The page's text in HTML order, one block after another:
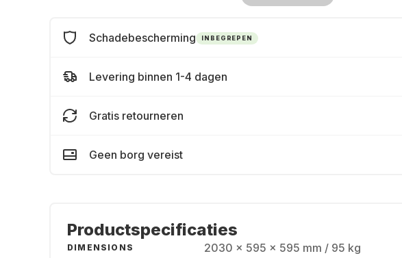
Schadebescherming INBEGREPEN
Levering binnen 1-4 dagen
Gratis retourneren
Geen borg vereist
Productspecificaties
DIMENSIONS 2030 x 595 x 595 mm / 95 kg